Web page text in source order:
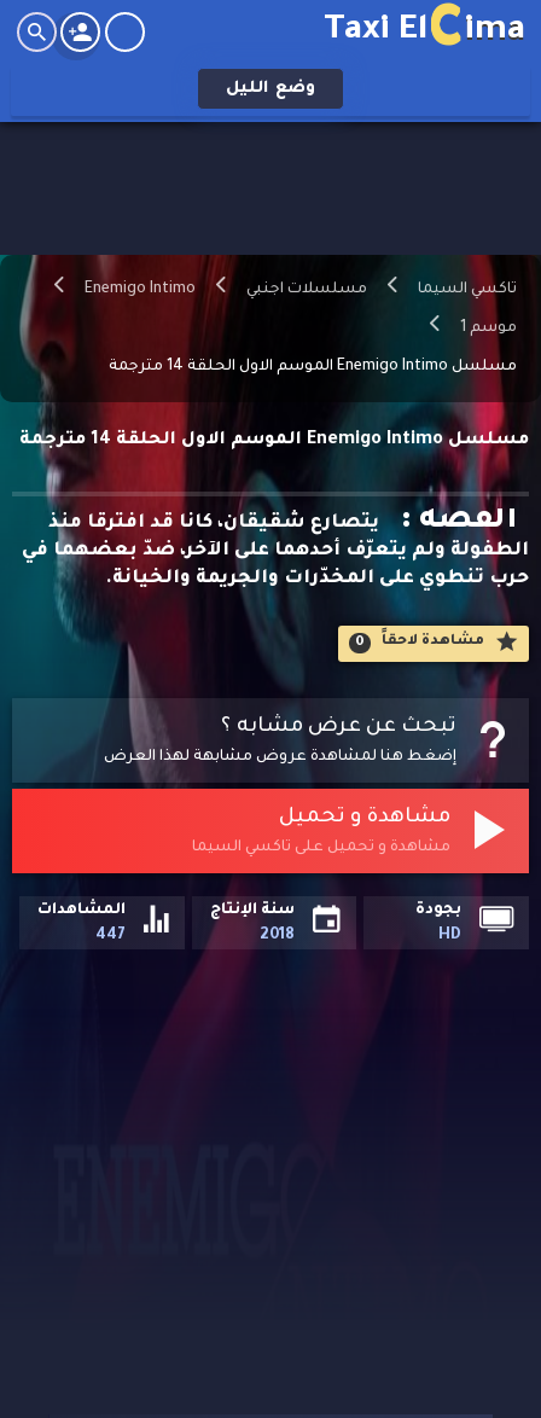
Taxi ElCima
وضع الليل
تاكسي السيما مسلسلات اجنبي Enemigo Intimo
موسم 1
مسلسل Enemigo Intimo الموسم الاول الحلقة 14 مترجمة
مسلسل Enemigo Intimo الموسم الاول الحلقة 14 مترجمة
القصه :
يتصارع شقيقان، كانا قد افترقا منذ
الطفولة ولم يتعرّف أحدهما على الآخر، ضدّ بعضهما في
حرب تنطوي على المخدّرات والجريمة والخيانة.
مشاهدة لاحقاََ 0
تبحث عن عرض مشابه ؟
إضغط هنا لمشاهدة عروض مشابهة لهذا العرض
مشاهدة و تحميل
مشاهدة و تحميل على تاكسي السيما
بجودة
HD
سنة الإنتاج
2018
المشاهدات
447